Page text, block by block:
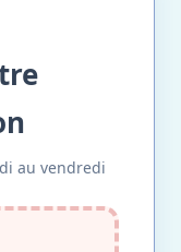
au vendredi